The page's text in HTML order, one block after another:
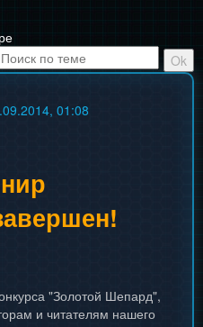
01:08
"Золотой Шепард",
и читателям нашего